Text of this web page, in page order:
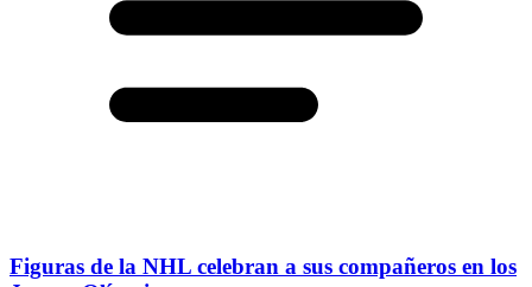
Figuras de la NHL celebran a sus compañeros en los